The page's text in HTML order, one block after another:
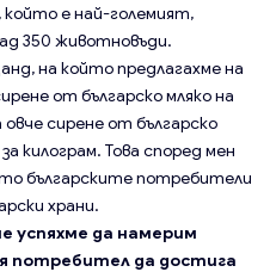
който е най-големият,
350 животновъди.
на който предлагахме на
от българско мляко на
сирене от българско
килограм. Това според мен
българските потребители
храни.
успяхме да намерим
потребител да достига